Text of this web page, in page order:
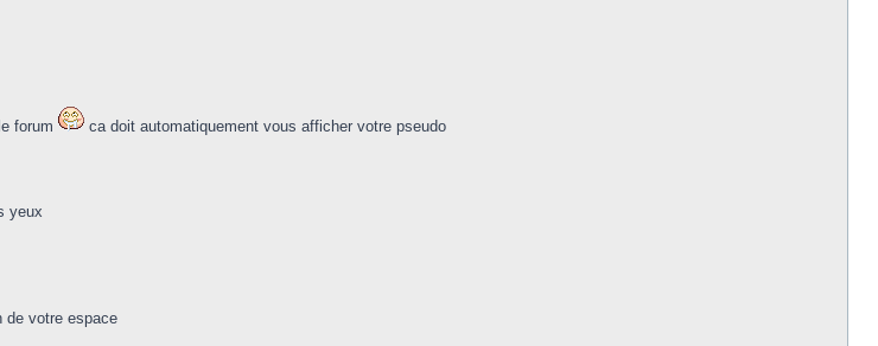
forum ca doit automatiquement vous afficher votre pseudo
yeux
de votre espace